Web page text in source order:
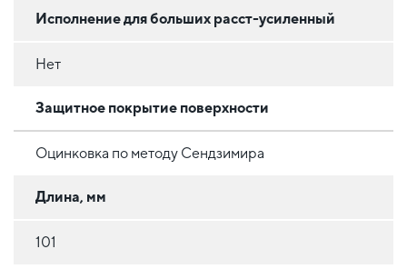
Исполнение для больших расст-усиленный
Нет
Защитное покрытие поверхности
Оцинковка по методу Сендзимира
Длина, мм
101